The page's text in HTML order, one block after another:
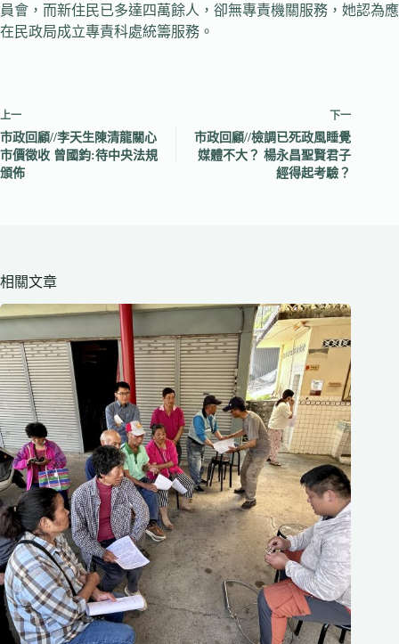
員會，而新住民已多達四萬餘人，卻無專責機關服務，她認為應
在民政局成立專責科處統籌服務。
上一
市政回顧//李天生陳清龍關心
市價徵收 曾國鈞:待中央法規
頒佈
下一
市政回顧//檢調已死政風睡覺
媒體不大？ 楊永昌聖賢君子
經得起考驗？
相關文章